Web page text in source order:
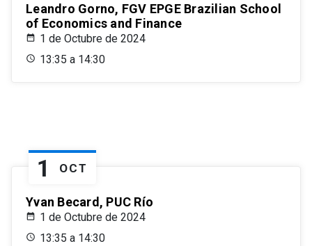
Leandro Gorno, FGV EPGE Brazilian School
of Economics and Finance
1 de Octubre de 2024
13:35 a 14:30
1 OCT
Yvan Becard, PUC Río
1 de Octubre de 2024
13:35 a 14:30